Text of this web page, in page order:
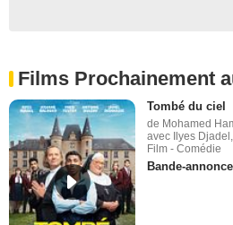
Films Prochainement
Tombé du ciel
de Mohamed
avec Ilyes
Film - Comédie
Bande-annonce